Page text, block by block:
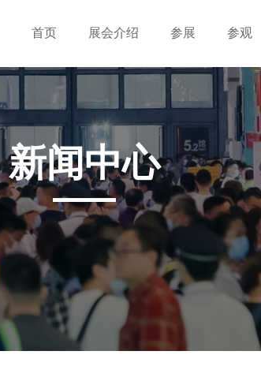
首页 展会介绍 参展 参观
新闻中心